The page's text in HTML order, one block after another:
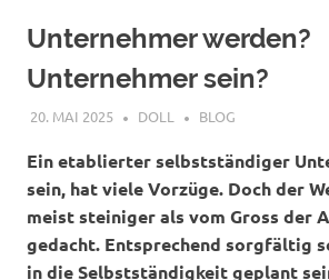
Unternehmer werden?
Unternehmer sein?
20. MAI 2025 DOLL BLOG
Ein etablierter selbstständiger
sein, hat viele Vorzüge. Doch der
meist steiniger als vom Gross der
gedacht. Entsprechend sorgfältig
in die Selbstständigkeit geplant